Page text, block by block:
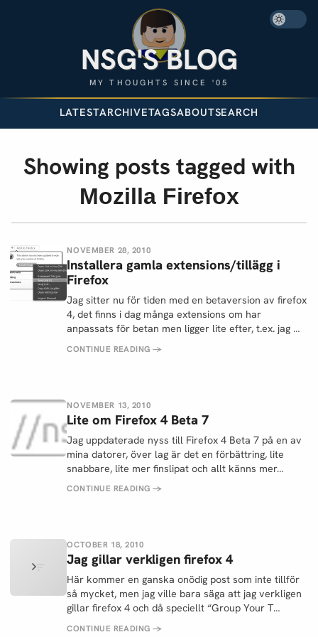
NSG'S BLOG
MY THOUGHTS SINCE '05
LATESTARCHIVETAGSABOUTSEARCH
Showing posts tagged with
Mozilla Firefox
NOVEMBER 28, 2010
Installera gamla extensions/tillägg i
Firefox
Jag sitter nu för tiden med en betaversion av firefox
4, det finns i dag många extensions om har
anpassats för betan men ligger lite efter, t.ex. jag …
CONTINUE READING→
NOVEMBER 13, 2010
Lite om Firefox 4 Beta 7
Jag uppdaterade nyss till Firefox 4 Beta 7 på en av
mina datorer, över lag är det en förbättring, lite
snabbare, lite mer finslipat och allt känns mer…
CONTINUE READING→
OCTOBER 18, 2010
Jag gillar verkligen firefox 4
Här kommer en ganska onödig post som inte tillför
så mycket, men jag ville bara säga att jag verkligen
gillar firefox 4 och då speciellt “Group Your T…
CONTINUE READING→